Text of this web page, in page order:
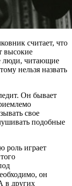
считает, что
высокие
люди, читающие
нельзя назвать
Он бывает
свое
подобные
роль играет
он
в других